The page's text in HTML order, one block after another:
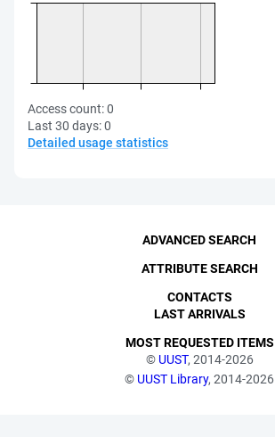
Access count:0
Last 30 days:0
Detailed usage statistics
© UUST, 2014-2026
© UUST Library, 2014-2026
ADVANCED SEARCH
ATTRIBUTE SEARCH
CONTACTS
LAST ARRIVALS
MOST REQUESTED ITEMS